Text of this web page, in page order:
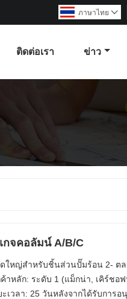
ภาษาไทย 
ติดต่อเรา ข่าว
กจคอลัมน์ A/B/C
ใหญ่สำหรับชิ้นส่วนปั๊มร้อน 2- ตล
ค้าหลัก: ระดับ 1 (แม็กน่า, เคิร์ชอ
ะเวลา: 25 วันหลังจากได้รับการ